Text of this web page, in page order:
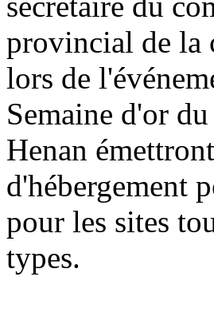
provincial de la
lors de
Semaine d'or
Henan
d'hébergement
pour les sites
types.